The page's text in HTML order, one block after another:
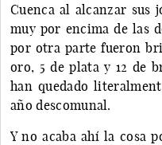
Cuenca al alcanzar sus
muy por encima de las
por otra parte fueron
oro, 5 de plata y 12 de
han quedado
año descomunal.
Y no acaba ahí la cosa